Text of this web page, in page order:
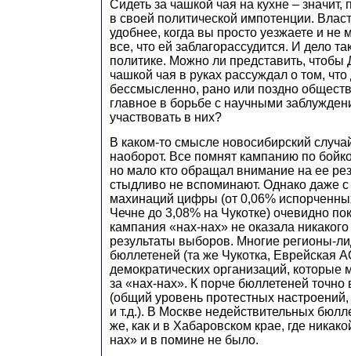
Сидеть за чашкой чая на кухне – значит,
в своей политической импотенции.
удобнее, когда вы просто уезжаете и не
все, что ей заблагорассудится. И дело
политике. Можно ли представить,
чашкой чая в руках рассуждал о том, что
бессмысленно, рано или поздно
главное в борьбе с научными
участвовать в них?
В каком-то смысле новосибирский
наоборот. Все помнят кампанию по
но мало кто обращал внимание на ее
стыдливо не вспоминают. Однако даже с
махинаций цифры (от 0,06%
Чечне до 3,08% на Чукотке) очевидно
кампания «нах-нах» не оказала
результаты выборов. Многие регионы-
бюллетеней (та же Чукотка, Еврейская
демократических организаций, которые
за «нах-нах». К порче бюллетеней точно
(общий уровень протестных
и т.д.). В Москве недействительных
же, как и в Хабаровском крае, где
нах» и в помине не было.